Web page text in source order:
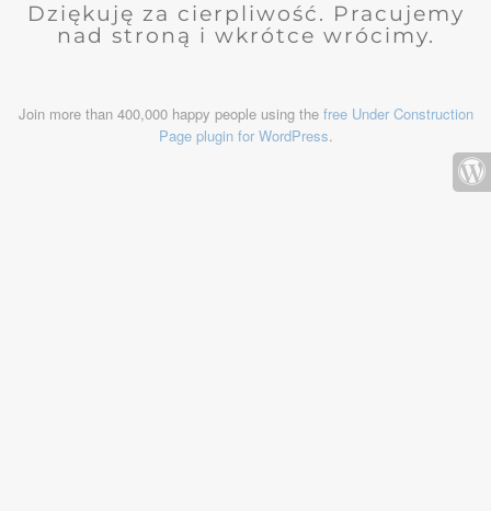
Dziękuję za cierpliwość. Pracujemy
nad stroną i wkrótce wrócimy.
Join more than 400,000 happy people using the free Under Construction
Page plugin for WordPress.